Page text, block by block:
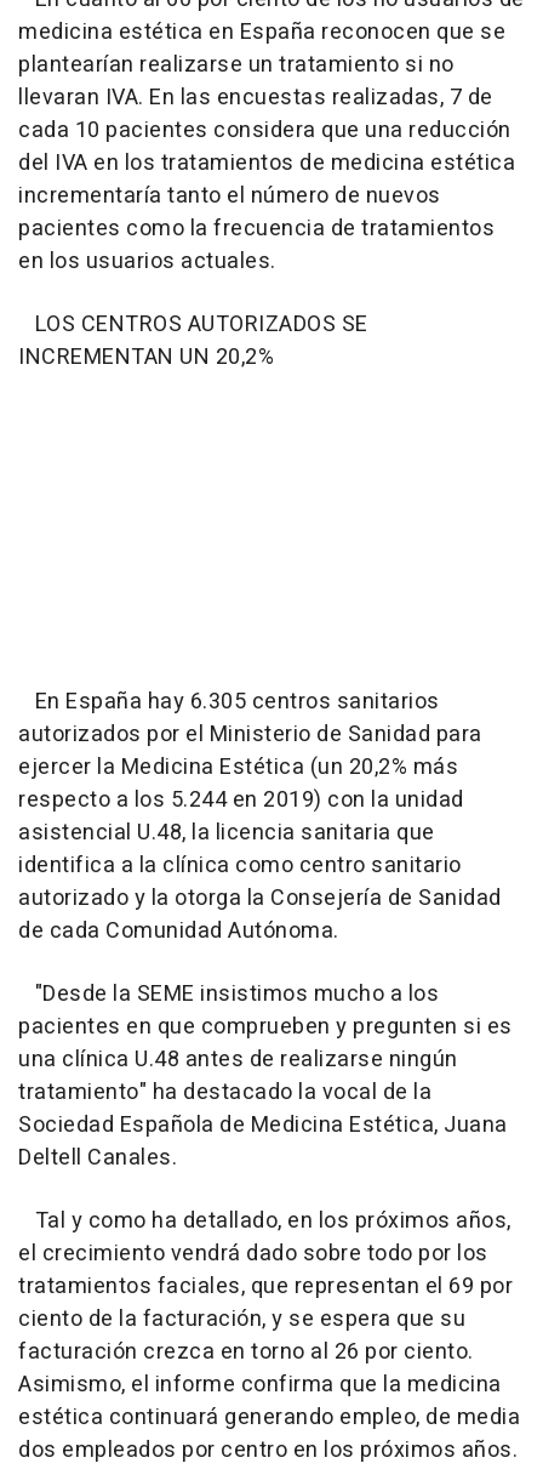
medicina estética en España reconocen que se
plantearían realizarse un tratamiento si no
llevaran IVA. En las encuestas realizadas, 7 de
cada 10 pacientes considera que una reducción
del IVA en los tratamientos de medicina estética
incrementaría tanto el número de nuevos
pacientes como la frecuencia de tratamientos
en los usuarios actuales.
LOS CENTROS AUTORIZADOS SE
INCREMENTAN UN 20,2%
En España hay 6.305 centros sanitarios
autorizados por el Ministerio de Sanidad para
ejercer la Medicina Estética (un 20,2% más
respecto a los 5.244 en 2019) con la unidad
asistencial U.48, la licencia sanitaria que
identifica a la clínica como centro sanitario
autorizado y la otorga la Consejería de Sanidad
de cada Comunidad Autónoma.
"Desde la SEME insistimos mucho a los
pacientes en que comprueben y pregunten si es
una clínica U.48 antes de realizarse ningún
tratamiento" ha destacado la vocal de la
Sociedad Española de Medicina Estética, Juana
Deltell Canales.
Tal y como ha detallado, en los próximos años,
el crecimiento vendrá dado sobre todo por los
tratamientos faciales, que representan el 69 por
ciento de la facturación, y se espera que su
facturación crezca en torno al 26 por ciento.
Asimismo, el informe confirma que la medicina
estética continuará generando empleo, de media
dos empleados por centro en los próximos años.